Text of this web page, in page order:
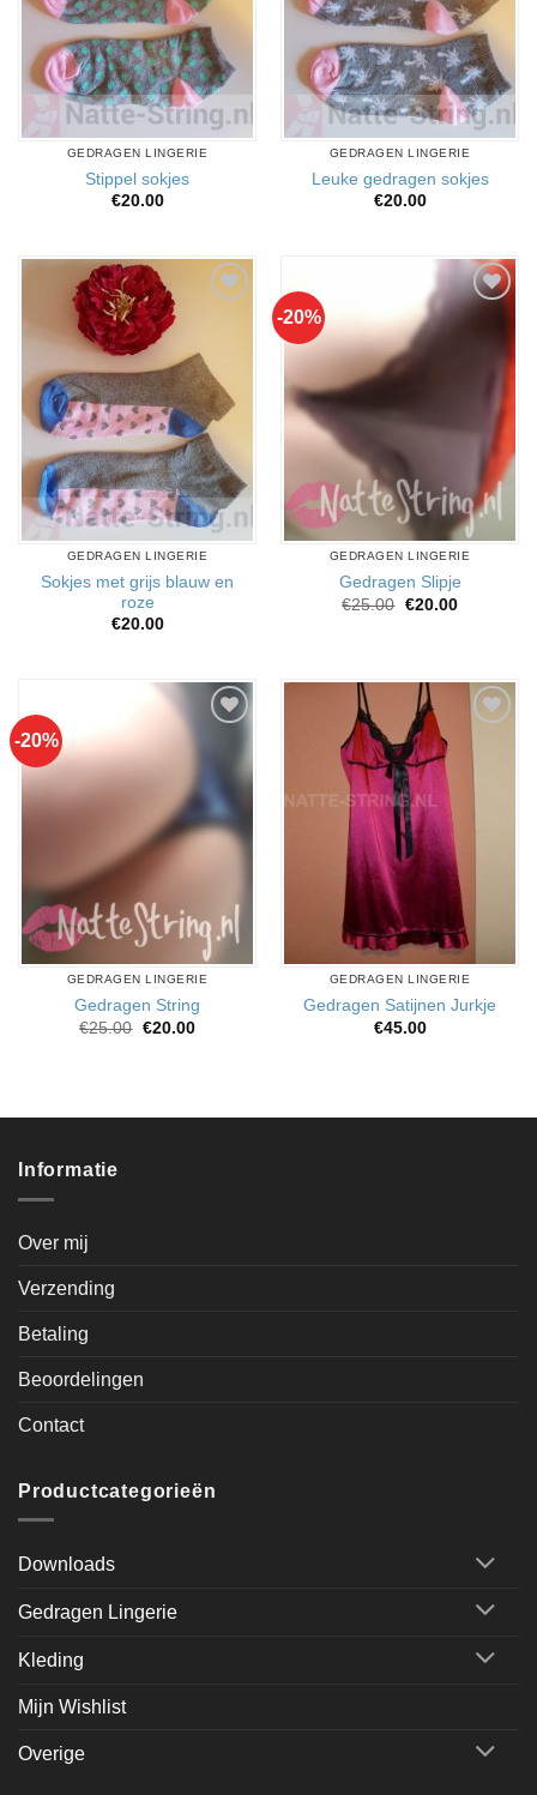
GEDRAGEN LINGERIE
Stippel sokjes
€20.00
GEDRAGEN LINGERIE
Leuke gedragen sokjes
€20.00
toevoegen
GEDRAGEN LINGERIE
Sokjes met grijs blauw en
roze
€20.00
-20%
GEDRAGEN LINGERIE
Gedragen Slipje
€25.00 Oorspronkelijke
€20.00Huidige
-20%
GEDRAGEN LINGERIE
Gedragen String
€25.00 Oorspronkelijke
€20.00Huidige
verlanglijst
toevoegen
GEDRAGEN LINGERIE
Gedragen Satijnen Jurkje
€45.00
Informatie
Over mij
Verzending
Betaling
Beoordelingen
Contact
Productcategorieën
Downloads
Gedragen Lingerie
Kleding
Mijn Wishlist
Overige